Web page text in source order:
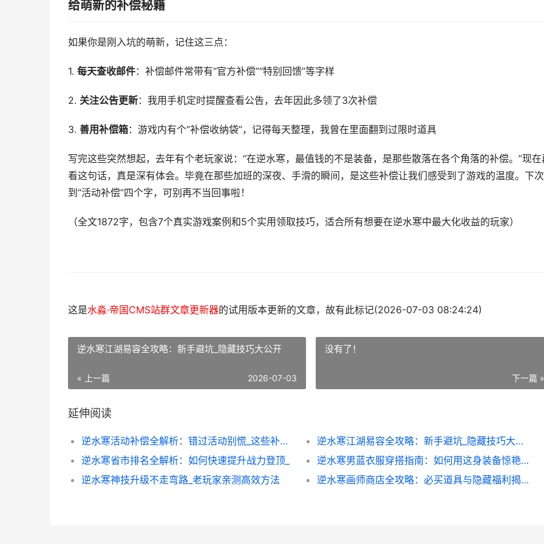
给萌新的补偿秘籍
如果你是刚入坑的萌新，记住这三点：
1. 每天查收邮件：补偿邮件常带有“官方补偿”“特别回馈”等字样
2. 关注公告更新：我用手机定时提醒查看公告，去年因此多领了3次补偿
3. 善用补偿箱：游戏内有个“补偿收纳袋”，记得每天整理，我曾在里面翻到过限时道具
写完这些突然想起，去年有个老玩家说：“在逆水寒，最值钱的不是装备，是那些散落在各个角落的补偿。”现在
看这句话，真是深有体会。毕竟在那些加班的深夜、手滑的瞬间，是这些补偿让我们感受到了游戏的温度。下
到“活动补偿”四个字，可别再不当回事啦！
（全文1872字，包含7个真实游戏案例和5个实用领取技巧，适合所有想要在逆水寒中最大化收益的玩家）
这是水淼·帝国CMS站群文章更新器的试用版本更新的文章，故有此标记(2026-07-03 08:24:24)
逆水寒江湖易容全攻略：新手避坑_隐藏技巧大公开
« 上一篇 2026-07-03
没有了！
下一篇 »
延伸阅读
逆水寒活动补偿全解析：错过活动别慌_这些补偿攻略让你不亏本
逆水寒江湖易容全攻略：新手避坑_隐藏技巧大公开
逆水寒省市排名全解析：如何快速提升战力登顶_
逆水寒男蓝衣服穿搭指南：如何用这身装备惊艳全场_
逆水寒神技升级不走弯路_老玩家亲测高效方法
逆水寒画师商店全攻略：必买道具与隐藏福利揭秘